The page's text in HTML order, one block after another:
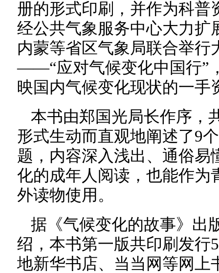
册的形式印刷，并作为科普
经公共气象服务中心大力扩
内蒙等省区气象局联合举行
——“应对气候变化中国行”
映国内气候变化现状的一手
本书由郑国光局长作序，
形式生动而直观地阐述了9
题，内容深入浅出、通俗易
化的成年人阅读，也能作为
外读物使用。
据《气候变化的故事》出
绍，本书第一版共印刷发行
地新华书店、当当网等网上